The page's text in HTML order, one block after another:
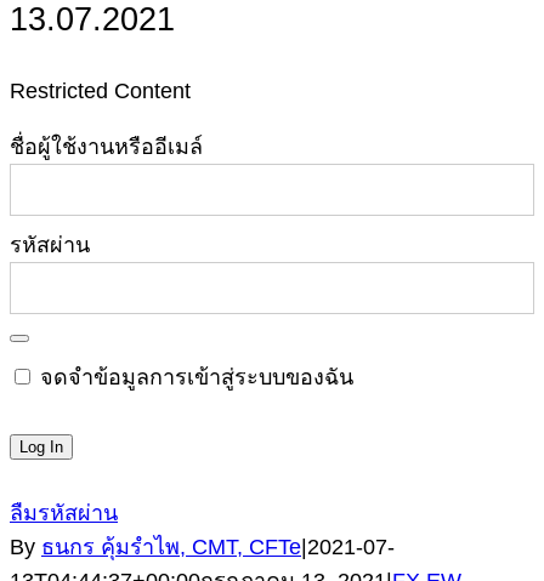
13.07.2021
Restricted Content
ชื่อผู้ใช้งานหรืออีเมล์
รหัสผ่าน
จดจำข้อมูลการเข้าสู่ระบบของฉัน
ลืมรหัสผ่าน
By ธนกร คุ้มรำไพ, CMT, CFTe|2021-07-